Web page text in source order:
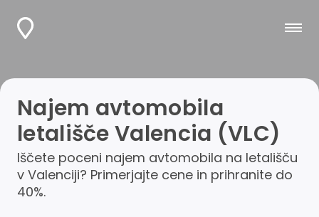
Najem avtomobila
letališče Valencia (VLC)
Iščete poceni najem avtomobila na letališču
v Valenciji? Primerjajte cene in prihranite do
40%.